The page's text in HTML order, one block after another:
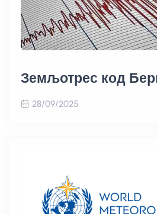
Земљотрес код
28/09/2025